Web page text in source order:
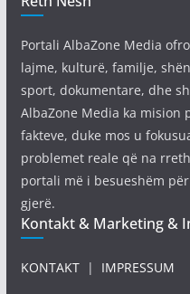
Portali AlbaZone Media
lajme, kulturë, familje,
sport, dokumentare, dhe
AlbaZone Media ka
fakteve, duke mos u
problemet reale që na
portali më i besueshëm
gjerë.
Kontakt & Marketing &
KONTAKT| IMPRESSUM